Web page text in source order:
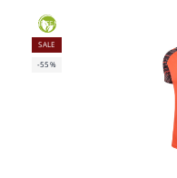
GREEN
SALE
-55%